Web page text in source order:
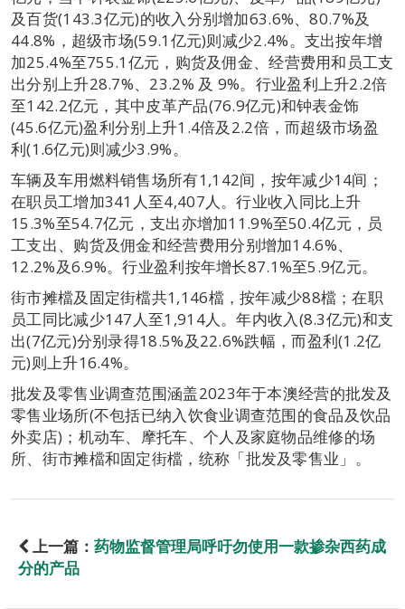
及百货(143.3亿元)的收入分别增加63.6%、80.7%及
44.8%，超级市场(59.1亿元)则减少2.4%。支出按年增
加25.4%至755.1亿元，购货及佣金、经营费用和员工支
出分别上升28.7%、23.2% 及 9%。行业盈利上升2.2倍
至142.2亿元，其中皮革产品(76.9亿元)和钟表金饰
(45.6亿元)盈利分别上升1.4倍及2.2倍，而超级市场盈
利(1.6亿元)则减少3.9%。
车辆及车用燃料销售场所有1,142间，按年减少14间；
在职员工增加341人至4,407人。行业收入同比上升
15.3%至54.7亿元，支出亦增加11.9%至50.4亿元，员
工支出、购货及佣金和经营费用分别增加14.6%、
12.2%及6.9%。行业盈利按年增长87.1%至5.9亿元。
街市摊檔及固定街檔共1,146檔，按年减少88檔；在职
员工同比减少147人至1,914人。年内收入(8.3亿元)和支
出(7亿元)分别录得18.5%及22.6%跌幅，而盈利(1.2亿
元)则上升16.4%。
批发及零售业调查范围涵盖2023年于本澳经营的批发及
零售业场所(不包括已纳入饮食业调查范围的食品及饮品
外卖店)；机动车、摩托车、个人及家庭物品维修的场
所、街市摊檔和固定街檔，统称「批发及零售业」。
上一篇： 药物监督管理局呼吁勿使用一款掺杂西药成
分的产品